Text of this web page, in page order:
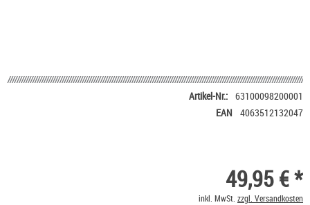
Artikel-Nr.: 63100098200001
EAN
4063512132047
49,95 € *
inkl. MwSt. zzgl. Versandkosten